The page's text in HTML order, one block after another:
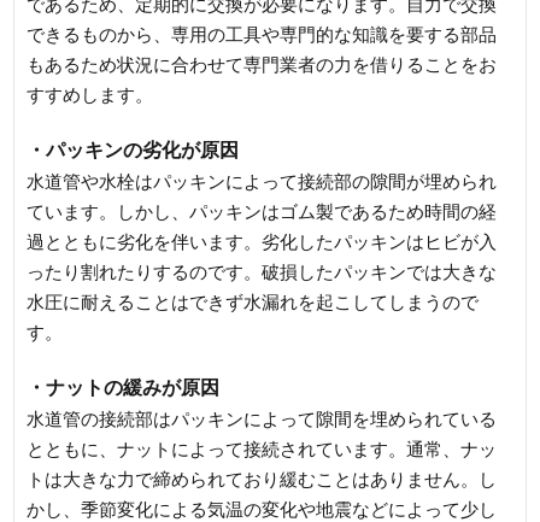
であるため、定期的に交換が必要になります。自力で交換
できるものから、専用の工具や専門的な知識を要する部品
もあるため状況に合わせて専門業者の力を借りることをお
すすめします。
・パッキンの劣化が原因
水道管や水栓はパッキンによって接続部の隙間が埋められ
ています。しかし、パッキンはゴム製であるため時間の経
過とともに劣化を伴います。劣化したパッキンはヒビが入
ったり割れたりするのです。破損したパッキンでは大きな
水圧に耐えることはできず水漏れを起こしてしまうので
す。
・ナットの緩みが原因
水道管の接続部はパッキンによって隙間を埋められている
とともに、ナットによって接続されています。通常、ナッ
トは大きな力で締められており緩むことはありません。し
かし、季節変化による気温の変化や地震などによって少し